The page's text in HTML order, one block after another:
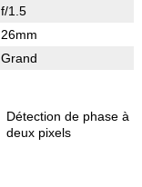
f/1.5
26mm
Grand
Détection de phase à
deux pixels